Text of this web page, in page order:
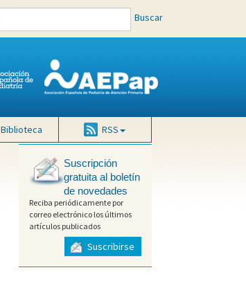
Buscar
Biblioteca RSS
Suscripción
gratuita al boletín
de novedades
Reciba periódicamente por
correo electrónico los últimos
artículos publicados
Suscribirse